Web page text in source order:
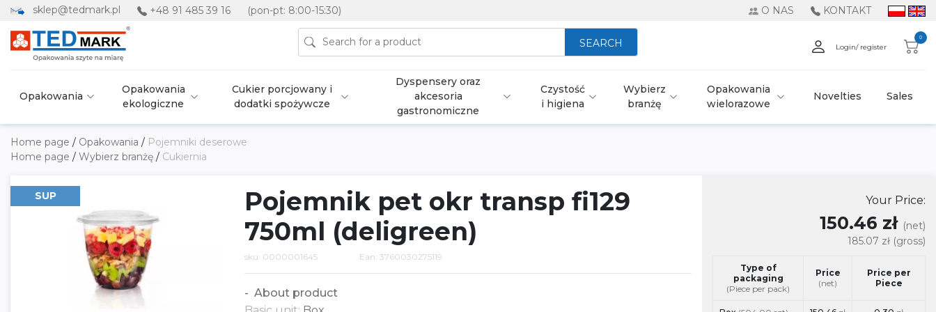
sklep@tedmark.pl +48 91 485 39 16 (pon-pt: 8:00-15:30) O NAS KONTAKT
SEARCH Login/ register
0
Opakowania
Opakowania
ekologiczne
Cukier porcjowany i
dodatki spożywcze
Dyspensery oraz
akcesoria
gastronomiczne
Czystość
i higiena
Wybierz
branżę
Opakowania
wielorazowe
Novelties Sales
Home page / Opakowania / Pojemniki deserowe
Home page / Wybierz branżę / Cukiernia
SUP
Pojemnik pet okr transp fi129
750ml (deligreen)
sku: 0000001645 Ean: 3760030275119
About product
Your Price:
150.46 zł (net)
185.07 zł (gross)
Type of
packaging
(Piece per pack)
Price
(net)
Price per
Piece